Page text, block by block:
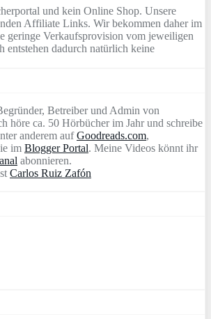
und kein Online Shop. Unsere
Affiliate Links. Wir bekommen daher im
geringe Verkaufsprovision vom jeweiligen
entstehen dadurch natürlich keine
Betreiber und Admin von
höre ca. 50 Hörbücher im Jahr und schreibe
anderem aufGoodreads.com,
im Blogger Portal. Meine Videos könnt ihr
abonnieren.
Carlos Ruiz Zafón